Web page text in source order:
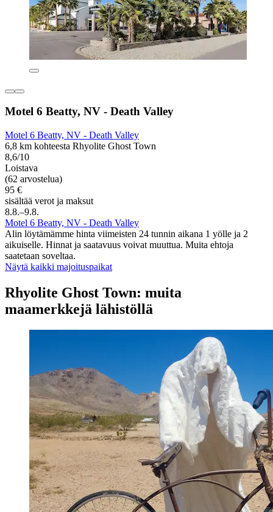
Motel 6 Beatty, NV - Death Valley
Motel 6 Beatty, NV - Death Valley
6,8 km kohteesta Rhyolite Ghost Town
8,6/10
Loistava
(62 arvostelua)
95 €
sisältää verot ja maksut
8.8.–9.8.
Motel 6 Beatty, NV - Death Valley
Alin löytämämme hinta viimeisten 24 tunnin aikana 1 yölle ja 2
aikuiselle. Hinnat ja saatavuus voivat muuttua. Muita ehtoja
saatetaan soveltaa.
Näytä kaikki majoituspaikat
Rhyolite Ghost Town: muita
maamerkkejä lähistöllä